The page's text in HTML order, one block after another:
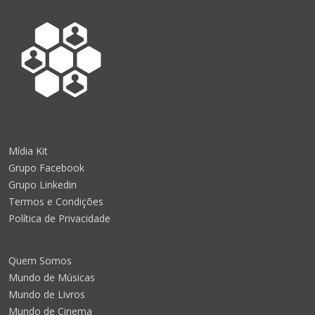
Mídia Kit
Grupo Facebook
Grupo Linkedin
Termos e Condições
Política de Privacidade
Quem Somos
Mundo de Músicas
Mundo de Livros
Mundo de Cinema